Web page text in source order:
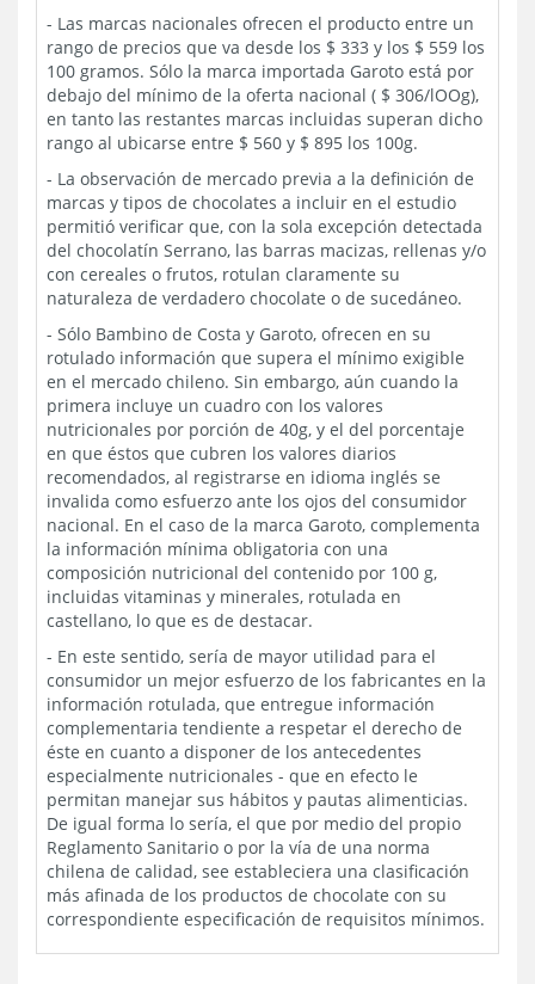
- Las marcas nacionales ofrecen el producto entre un
rango de precios que va desde los $ 333 y los $ 559 los
100 gramos. Sólo la marca importada Garoto está por
debajo del mínimo de la oferta nacional ( $ 306/lOOg),
en tanto las restantes marcas incluidas superan dicho
rango al ubicarse entre $ 560 y $ 895 los 100g.
- La observación de mercado previa a la definición de
marcas y tipos de chocolates a incluir en el estudio
permitió verificar que, con la sola excepción detectada
del chocolatín Serrano, las barras macizas, rellenas y/o
con cereales o frutos, rotulan claramente su
naturaleza de verdadero chocolate o de sucedáneo.
- Sólo Bambino de Costa y Garoto, ofrecen en su
rotulado información que supera el mínimo exigible
en el mercado chileno. Sin embargo, aún cuando la
primera incluye un cuadro con los valores
nutricionales por porción de 40g, y el del porcentaje
en que éstos que cubren los valores diarios
recomendados, al registrarse en idioma inglés se
invalida como esfuerzo ante los ojos del consumidor
nacional. En el caso de la marca Garoto, complementa
la información mínima obligatoria con una
composición nutricional del contenido por 100 g,
incluidas vitaminas y minerales, rotulada en
castellano, lo que es de destacar.
- En este sentido, sería de mayor utilidad para el
consumidor un mejor esfuerzo de los fabricantes en la
información rotulada, que entregue información
complementaria tendiente a respetar el derecho de
éste en cuanto a disponer de los antecedentes
especialmente nutricionales - que en efecto le
permitan manejar sus hábitos y pautas alimenticias.
De igual forma lo sería, el que por medio del propio
Reglamento Sanitario o por la vía de una norma
chilena de calidad, see estableciera una clasificación
más afinada de los productos de chocolate con su
correspondiente especificación de requisitos mínimos.